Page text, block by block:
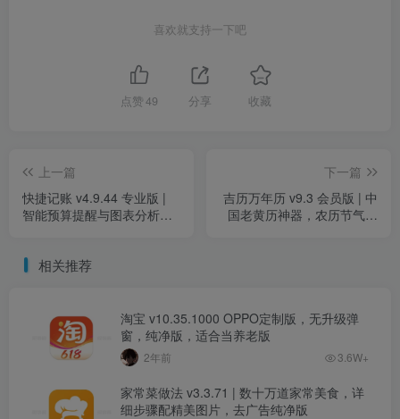
喜欢就支持一下吧
点赞 49 分享 收藏
上一篇
快捷记账 v4.9.44 专业版 |
智能预算提醒与图表分析，
下一篇
吉历万年历 v9.3 会员版 | 中
国老黄历神器，农历节气宜
相关推荐
淘宝 v10.35.1000 OPPO定制版，无升级弹
窗，纯净版，适合当养老版
2年前 3.6W+
家常菜做法 v3.3.71 | 数十万道家常美食，详
细步骤配精美图片，去广告纯净版